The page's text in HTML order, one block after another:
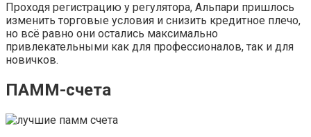
Проходя регистрацию у регулятора, Альпари пришлось
изменить торговые условия и снизить кредитное плечо,
но всё равно они остались максимально
привлекательными как для профессионалов, так и для
новичков.
ПАММ-счета